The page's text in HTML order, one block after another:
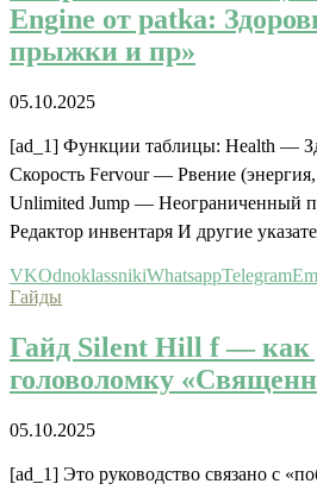
Engine от patka:
прыжки и пр»
05.10.2025
[ad_1] Функции таблицы: Health —
Скорость Fervour — Рвение
Unlimited Jump — Неограниченный
Редактор инвентаря И другие
VKOdnoklassnikiWhatsappTelegram
Гайды
Гайд Silent Hill f — как
головоломку
05.10.2025
[ad_1] Это руководство связано с